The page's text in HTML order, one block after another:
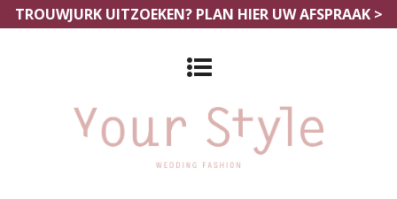
TROUWJURK UITZOEKEN? PLAN HIER UW AFSPRAAK >